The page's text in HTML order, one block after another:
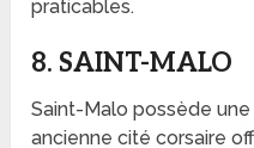
praticables.
8. SAINT-MALO
Saint-Malo possède
ancienne cité corsaire